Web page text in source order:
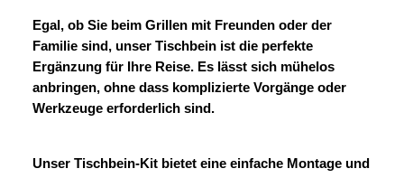
Egal, ob Sie beim Grillen mit Freunden oder der
Familie sind, unser Tischbein ist die perfekte
Ergänzung für Ihre Reise. Es lässt sich mühelos
anbringen, ohne dass komplizierte Vorgänge oder
Werkzeuge erforderlich sind.
Unser Tischbein-Kit bietet eine einfache Montage und